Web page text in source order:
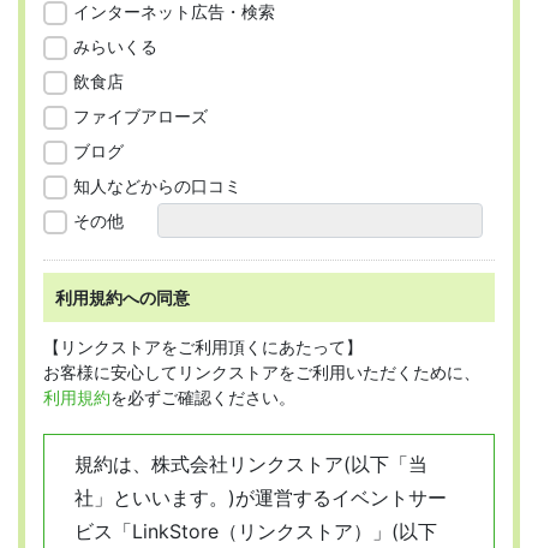
インターネット広告・検索
みらいくる
飲食店
ファイブアローズ
ブログ
知人などからの口コミ
その他
利用規約への同意
【リンクストアをご利用頂くにあたって】
お客様に安心してリンクストアをご利用いただくために、
利用規約を必ずご確認ください。
規約は、株式会社リンクストア(以下「当
社」といいます。)が運営するイベントサー
ビス「LinkStore（リンクストア）」(以下